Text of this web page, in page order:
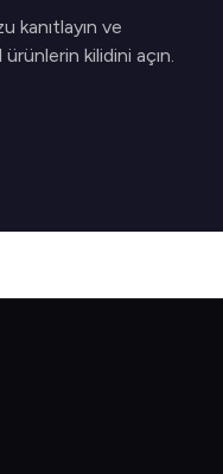
kanıtlayın ve
kilidini açın.